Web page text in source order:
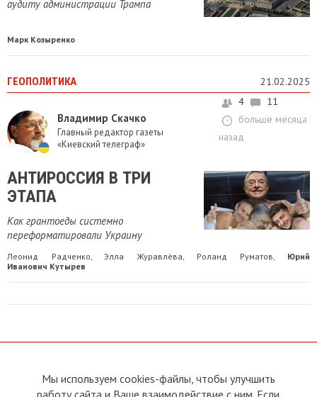
аудиту администрации Трампа
Марк Козыренко
ГЕОПОЛИТИКА 21.02.2025
Владимир Скачко
Главный редактор газеты
«Киевский телеграф»
4
11
больше месяца
назад
АНТИРОССИЯ В ТРИ
ЭТАПА
Как грантоеды системно
переформатировали Украину
Леонид Радченко,Элла Журавлёва, Роланд Руматов, Юрий
Иванович Кутырев
О сайте
Прямая связь с
Председателем
Мы используем cookies-файлы, чтобы улучшить
работу сайта и Ваше взаимодействие с ним. Если